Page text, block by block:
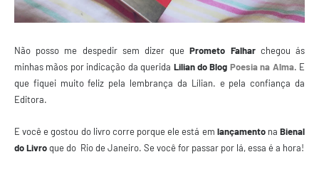
Não posso me despedir sem dizer quePrometo Falhar chegou ás
minhas mãos por indicação da querida Lilian do Blog Poesia na Alma. E
que fiquei muito feliz pela lembrança da Lílian. e pela confiança da
Editora.
E você e gostou do livro corre porque ele está em lançamentonaBienal
do Livroque do Rio de Janeiro. Se você for passar por lá, essa é a hora!